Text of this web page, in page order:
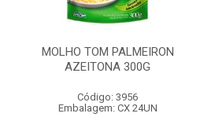
MOLHO TOM PALMEIRON
AZEITONA 300G
Código: 3956
Embalagem: CX 24UN